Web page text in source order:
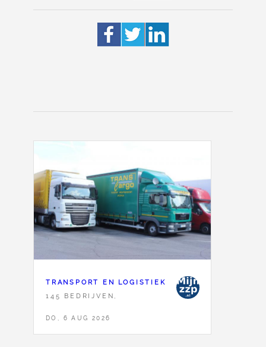
TRANSPORT EN LOGISTIEK
145 BEDRIJVEN,
DO, 6 AUG 2026